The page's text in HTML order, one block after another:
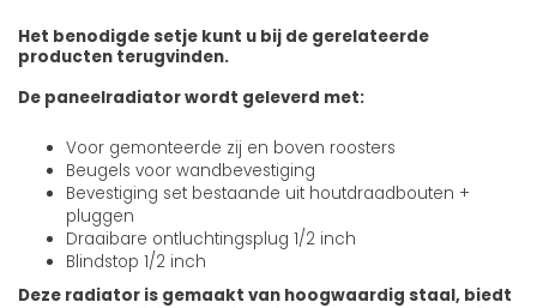
Het benodigde setje kunt u bij de gerelateerde
producten terugvinden.
De paneelradiator wordt geleverd met:
Voor gemonteerde zij en boven roosters
Beugels voor wandbevestiging
Bevestiging set bestaande uit houtdraadbouten +
pluggen
Draaibare ontluchtingsplug 1/2 inch
Blindstop 1/2 inch
Deze radiator is gemaakt van hoogwaardig staal, biedt